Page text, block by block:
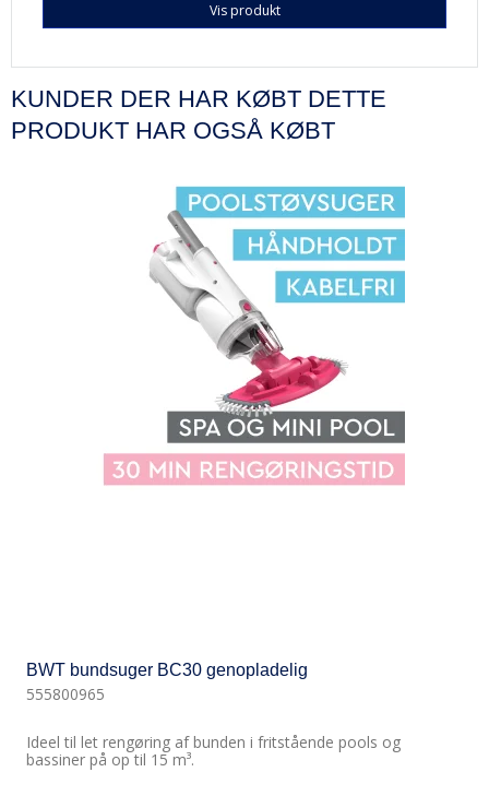
Vis produkt
KUNDER DER HAR KØBT DETTE
PRODUKT HAR OGSÅ KØBT
BWT bundsuger BC30 genopladelig
555800965
Ideel til let rengøring af bunden i fritstående pools og
bassiner på op til 15 m³.